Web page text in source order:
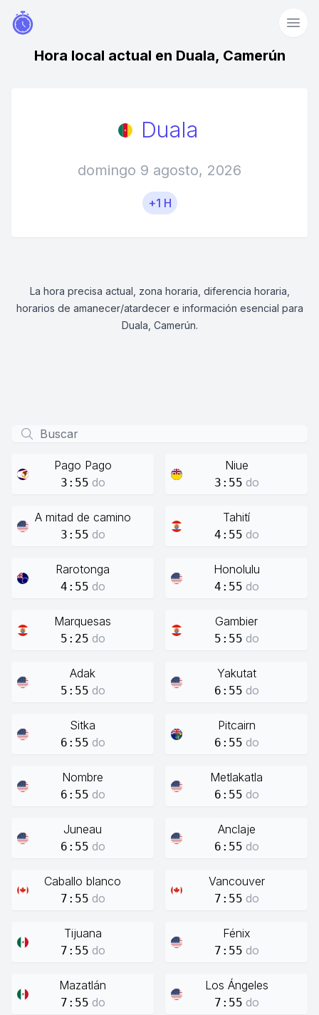
Hora local actual en Duala, Camerún
Duala
domingo 9 agosto, 2026
+1 H
La hora precisa actual, zona horaria, diferencia horaria,
horarios de amanecer/atardecer e información esencial para
Duala, Camerún.
Pago Pago
3:55 do
Niue
3:55 do
A mitad de camino
3:55 do
Tahití
4:55 do
Rarotonga
4:55 do
Honolulu
4:55 do
Marquesas
5:25 do
Gambier
5:55 do
Adak
5:55 do
Yakutat
6:55 do
Sitka
6:55 do
Pitcairn
6:55 do
Nombre
6:55 do
Metlakatla
6:55 do
Juneau
6:55 do
Anclaje
6:55 do
Caballo blanco
7:55 do
Vancouver
7:55 do
Tijuana
7:55 do
Fénix
7:55 do
Mazatlán
7:55 do
Los Ángeles
7:55 do